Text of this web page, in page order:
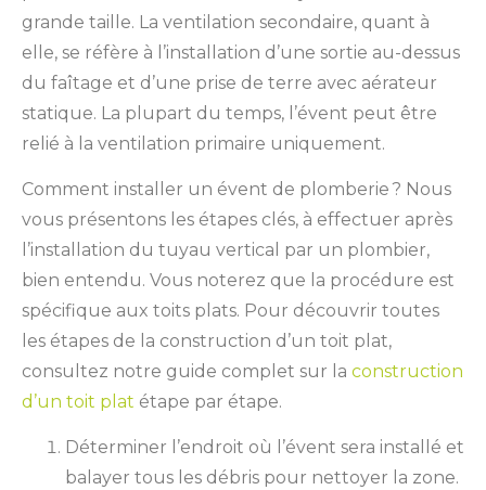
grande taille. La ventilation secondaire, quant à
elle, se réfère à l’installation d’une sortie au-dessus
du faîtage et d’une prise de terre avec aérateur
statique. La plupart du temps, l’évent peut être
relié à la ventilation primaire uniquement.
Comment installer un évent de plomberie ? Nous
vous présentons les étapes clés, à effectuer après
l’installation du tuyau vertical par un plombier,
bien entendu. Vous noterez que la procédure est
spécifique aux toits plats. Pour découvrir toutes
les étapes de la construction d’un toit plat,
consultez notre guide complet sur la construction
d’un toit plat étape par étape.
Déterminer l’endroit où l’évent sera installé et
balayer tous les débris pour nettoyer la zone.